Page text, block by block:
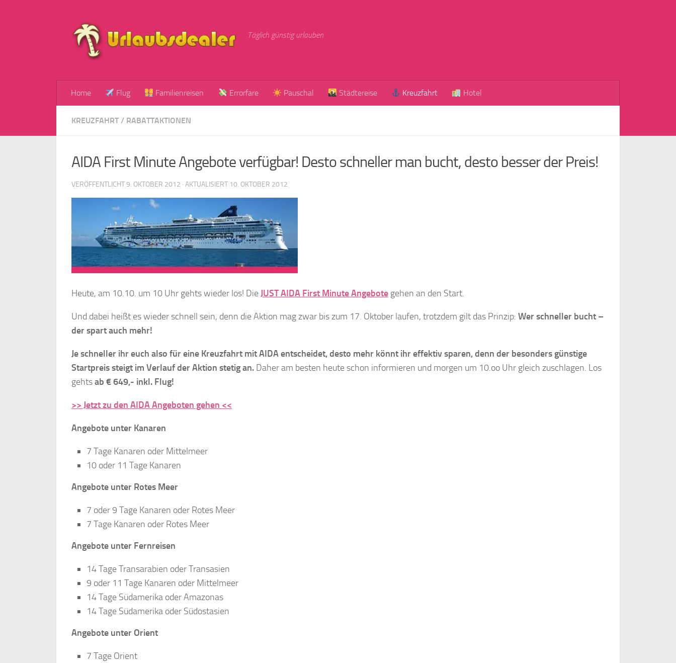
Täglich günstig urlauben
Home Flug Familienreisen Errorfare Pauschal Städtereise Kreuzfahrt Hotel
KREUZFAHRT / RABATTAKTIONEN
AIDA First Minute Angebote verfügbar! Desto schneller man bucht, desto besser der Preis!
VERÖFFENTLICHT9. OKTOBER 2012 · AKTUALISIERT 10. OKTOBER 2012
Heute, am 10.10. um 10 Uhr gehts wieder los! DieJUST AIDA First Minute Angebote gehen an den Start.
Und dabei heißt es wieder schnell sein, denn die Aktion mag zwar bis zum 17. Oktober laufen, trotzdem gilt das Prinzip: Wer schneller bucht –
der spart auch mehr!
Je schneller ihr euch also für eine Kreuzfahrt mit AIDA entscheidet, desto mehr könnt ihr effektiv sparen, denn der besonders günstige
Startpreis steigt im Verlauf der Aktion stetig an. Daher am besten heute schon informieren und morgen um 10.oo Uhr gleich zuschlagen. Los
gehtsab € 649,- inkl. Flug!
>> Jetzt zu den AIDA Angeboten gehen <<
Angebote unter Kanaren
7 Tage Kanaren oder Mittelmeer
10 oder 11 Tage Kanaren
Angebote unter Rotes Meer
7 oder 9 Tage Kanaren oder Rotes Meer
7 Tage Kanaren oder Rotes Meer
Angebote unter Fernreisen
14 Tage Transarabien oder Transasien
9 oder 11 Tage Kanaren oder Mittelmeer
14 Tage Südamerika oder Amazonas
14 Tage Südamerika oder Südostasien
Angebote unter Orient
7 Tage Orient